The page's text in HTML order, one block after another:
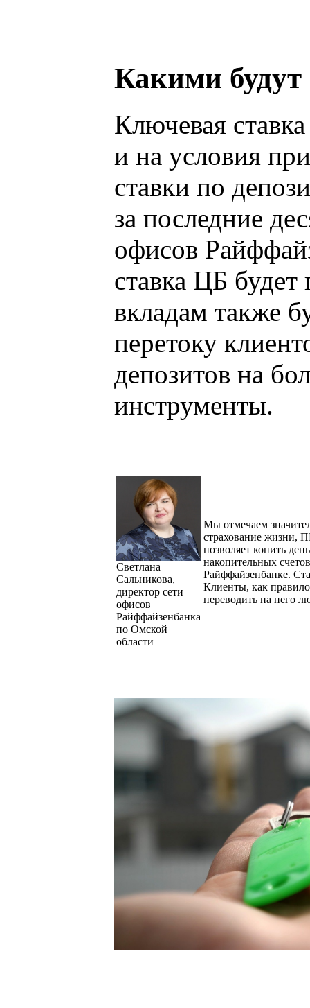
Какими будут
Ключевая
и на условия
ставки по
за последние
офисов
ставка ЦБ
вкладам также
перетоку
депозитов на
инструменты.
Светлана
Сальникова,
директор сети
офисов
Райффайзенбанка
по Омской
области
Мы отмечаем
страхование жизни,
позволяет копить
накопительных
Райффайзенбанке.
Клиенты, как
переводить на него